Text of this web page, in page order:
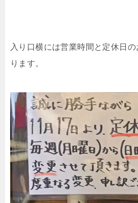
入り口横には営業時間と定休日
ります。